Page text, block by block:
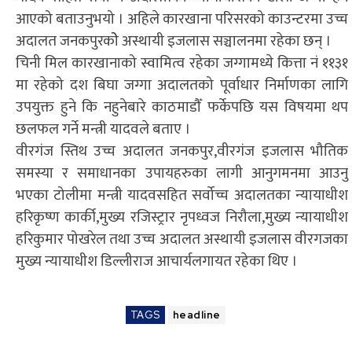
आएको बताउनुभयो । अहिले कारखाना परिसरको काउन्टरमा उच्च
अदालत जनकपुरकोे अस्थायी इजलास सञ्चालनमा रहेका छन् ।
चिनी मिल कारखानाको स्वामित्व रहेका जग्गामध्ये कित्ता नं ११३१
मा रहेको दश बिघा जग्गा अदालतको पूर्वाधार निर्माणका लागि
उपयुक्त हुने कि नहुनेबारे काठमाडौँ फर्केपछि यस विषयमा थप
छलफल गर्ने मन्त्री यादवले बताए ।
वीरगंज स्तिथ उच्च अदालत जनकपुर,वीरगंज इजलास भौतिक
समस्या र समाधानका उपायहरुका लागी आनुगमनमा आउनु
भएका टोलीमा मन्त्री यादवसहित सर्वोच्च अदालतका न्यायाधीश
हरिकृष्ण कार्की,मुख्य रजिस्ट्रार नृपध्वज निरौला,मुख्य न्यायाधीश
हरिकुमार पोखरेल तथा उच्च अदालत अस्थायी इजलास वीरगजका
मुख्य न्यायाधीश डिल्लीराज आचार्यलगायत रहेका थिए ।
TAGS headline